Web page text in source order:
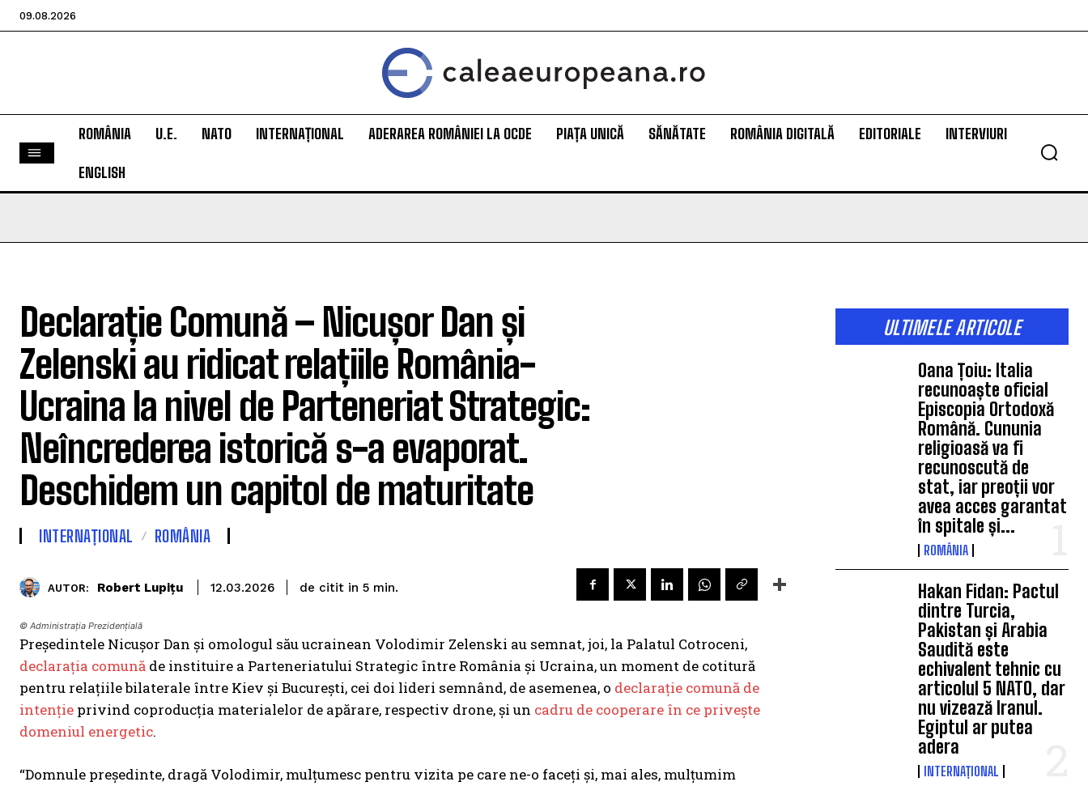
09.08.2026
ROMÂNIA U.E. NATO INTERNAȚIONAL ADERAREA ROMÂNIEI LA OCDE PIAȚA UNICĂ SĂNĂTATE ROMÂNIA DIGITALĂ EDITORIALE INTERVIURI
ENGLISH
Declarație Comună – Nicușor Dan și
Zelenski au ridicat relațiile România-
Ucraina la nivel de Parteneriat Strategic:
Neîncrederea istorică s-a evaporat.
Deschidem un capitol de maturitate
INTERNAȚIONAL ROMÂNIA
AUTOR: Robert Lupițu 12.03.2026 de citit in 5 min.
© Administrația Prezidențială
Președintele Nicușor Dan și omologul său ucrainean Volodimir Zelenski au semnat, joi, la Palatul Cotroceni,
declarația comună de instituire a Parteneriatului Strategic între România și Ucraina, un moment de cotitură
pentru relațiile bilaterale între Kiev și București, cei doi lideri semnând, de asemenea, o declarație comună de
intenție privind coproducția materialelor de apărare, respectiv drone, și un cadru de cooperare în ce privește
domeniul energetic.
“Domnule președinte, dragă Volodimir, mulțumesc pentru vizita pe care ne-o faceți și, mai ales, mulțumim
ULTIMELE ARTICOLE
Oana Țoiu: Italia
recunoaște oficial
Episcopia Ortodoxă
Română. Cununia
religioasă va fi
recunoscută de
stat, iar preoții vor
avea acces garantat
în spitale și...
ROMÂNIA
Hakan Fidan: Pactul
dintre Turcia,
Pakistan și Arabia
Saudită este
echivalent tehnic cu
articolul 5 NATO, dar
nu vizează Iranul.
Egiptul ar putea
adera
INTERNAȚIONAL